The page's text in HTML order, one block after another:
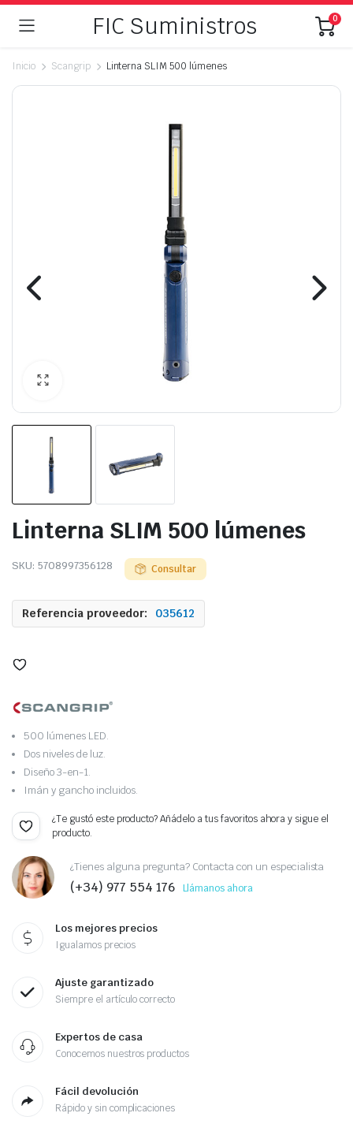
FIC Suministros 0
Inicio Scangrip Linterna SLIM 500 lúmenes
Linterna SLIM 500 lúmenes
SKU: 5708997356128 Consultar
Referencia proveedor: 035612
500 lúmenes LED.
Dos niveles de luz.
Diseño 3-en-1.
Imán y gancho incluidos.
¿Te gustó este producto? Añádelo a tus favoritos ahora y sigue el
producto.
¿Tienes alguna pregunta? Contacta con un especialista
(+34) 977 554 176 Llámanos ahora
Los mejores precios
Igualamos precios
Ajuste garantizado
Siempre el artículo correcto
Expertos de casa
Conocemos nuestros productos
Fácil devolución
Rápido y sin complicaciones